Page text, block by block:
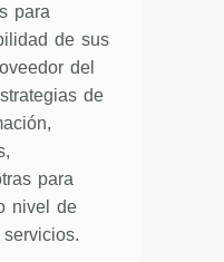
para
de sus
del
de
para
nivel de